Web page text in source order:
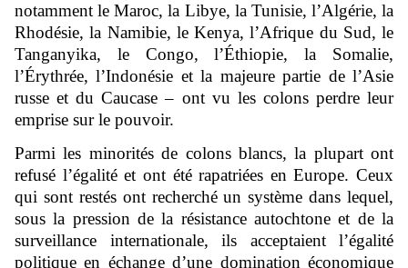
notamment le Maroc, la Libye, la Tunisie, l’Algérie, la
Rhodésie, la Namibie, le Kenya, l’Afrique du Sud, le
Tanganyika, le Congo, l’Éthiopie, la Somalie,
l’Érythrée, l’Indonésie et la majeure partie de l’Asie
russe et du Caucase – ont vu les colons perdre leur
emprise sur le pouvoir.
Parmi les minorités de colons blancs, la plupart ont
refusé l’égalité et ont été rapatriées en Europe. Ceux
qui sont restés ont recherché un système dans lequel,
sous la pression de la résistance autochtone et de la
surveillance internationale, ils acceptaient l’égalité
politique en échange d’une domination économique